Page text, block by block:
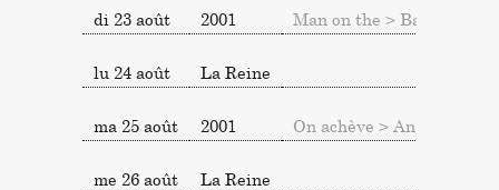
di 23 août 2001 Man on the > Baugé
lu 24 août La Reine
ma 25 août 2001 On achève > Angers
me 26 août La Reine